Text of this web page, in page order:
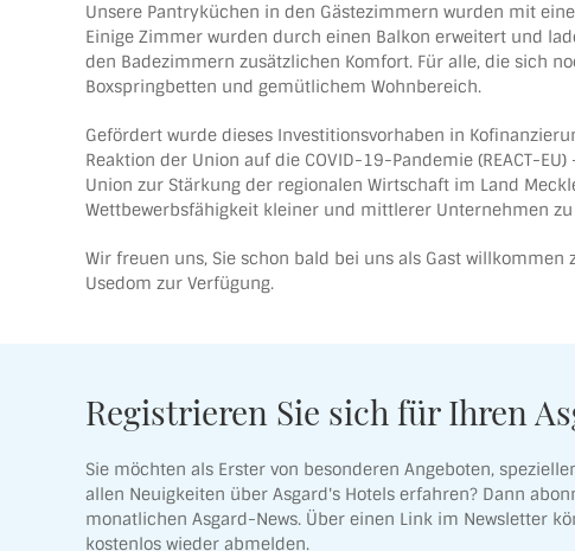
Unsere Pantryküchen in den Gästezimmern wurden mit
Einige Zimmer wurden durch einen Balkon erweitert und
den Badezimmern zusätzlichen Komfort. Für alle, die sich
Boxspringbetten und gemütlichem Wohnbereich.
Gefördert wurde dieses Investitionsvorhaben in
Reaktion der Union auf die COVID-19-Pandemie (REACT-
Union zur Stärkung der regionalen Wirtschaft im Land
Wettbewerbsfähigkeit kleiner und mittlerer Unternehmen
Wir freuen uns, Sie schon bald bei uns als Gast
Usedom zur Verfügung.
Registrieren Sie sich für Ihren
Sie möchten als Erster von besonderen Angeboten,
allen Neuigkeiten über Asgard's Hotels erfahren? Dann
monatlichen Asgard-News. Über einen Link im Newsletter
kostenlos wieder abmelden.